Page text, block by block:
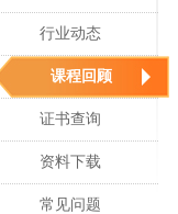
行业动态
课程回顾
证书查询
资料下载
常见问题